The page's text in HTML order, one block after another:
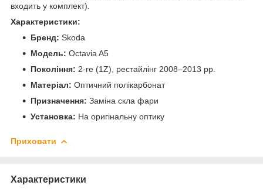
входить у комплект).
Характеристики:
Бренд: Skoda
Модель: Octavia A5
Покоління: 2-ге (1Z), рестайлінг 2008–2013 рр.
Матеріал: Оптичний полікарбонат
Призначення: Заміна скла фари
Установка: На оригінальну оптику
Приховати
Характеристики